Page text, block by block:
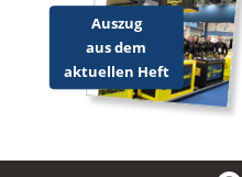
Auszug
aus dem
aktuellen Heft